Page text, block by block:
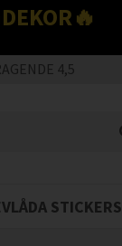
4,5
STICKERS